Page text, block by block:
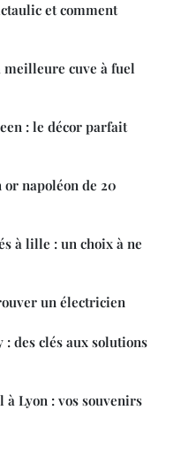
et comment
cuve à fuel
: le décor parfait
napoléon de 20
à lille : un choix à ne
un électricien
des clés aux solutions
à Lyon : vos souvenirs